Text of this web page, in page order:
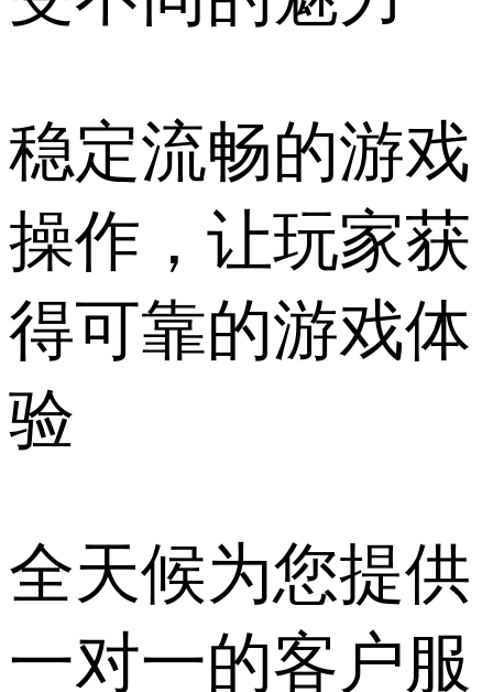
稳定流畅的游戏
操作，让玩家获
得可靠的游戏体
验
全天候为您提供
一对一的客户服